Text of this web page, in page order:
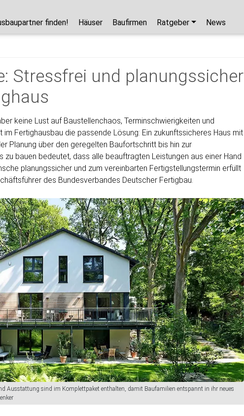
den passenden Haushersteller für Ihr
kostenlose Kataloge
zuverlässige Hersteller
Jetzt den Assistenten starten!
schließen
finden! Häuser Baufirmen Ratgeber News
Stressfrei und planungssicher
keine Lust auf Baustellenchaos, Terminschwierigkeiten und
Fertighausbau die passende Lösung: Ein zukunftssicheres Haus mit
Planung über den geregelten Baufortschritt bis hin zur
zu bauen bedeutet, dass alle beauftragten Leistungen aus einer Hand
planungssicher und zum vereinbarten Fertigstellungstermin erfüllt
des Bundesverbandes Deutscher Fertigbau.
Ausstattung sind im Komplettpaket enthalten, damit Baufamilien entspannt in ihr neues